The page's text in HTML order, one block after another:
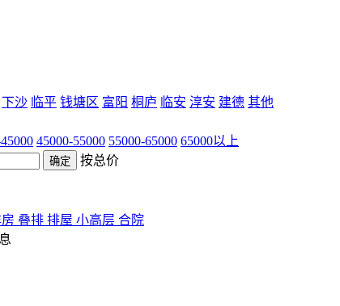
下沙 临平 钱塘区 富阳 桐庐 临安 淳安 建德 其他
45000-55000 55000-65000 65000以上
按总价
叠排 排屋 小高层 合院